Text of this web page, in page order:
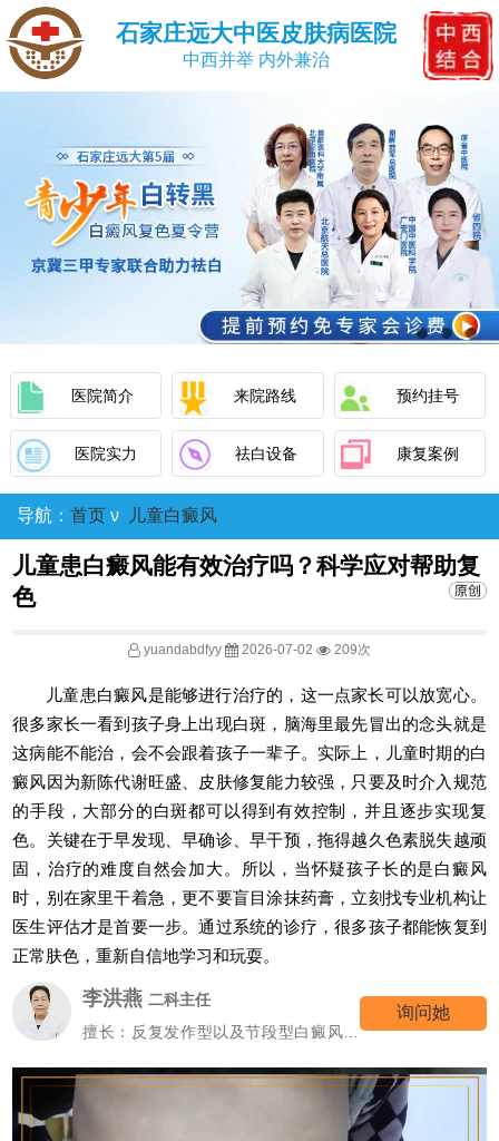
石家庄远大中医皮肤病医院
中西并举 内外兼治
医院简介 来院路线 预约挂号
医院实力 祛白设备 康复案例
导航： 首页 ν 儿童白癜风
儿童患白癜风能有效治疗吗？科学应对帮助复
色
yuandabdfyy 2026-07-02 209次
儿童患白癜风是能够进行治疗的，这一点家长可以放宽心。
很多家长一看到孩子身上出现白斑，脑海里最先冒出的念头就是
这病能不能治，会不会跟着孩子一辈子。实际上，儿童时期的白
癜风因为新陈代谢旺盛、皮肤修复能力较强，只要及时介入规范
的手段，大部分的白斑都可以得到有效控制，并且逐步实现复
色。关键在于早发现、早确诊、早干预，拖得越久色素脱失越顽
固，治疗的难度自然会加大。所以，当怀疑孩子长的是白癜风
时，别在家里干着急，更不要盲目涂抹药膏，立刻找专业机构让
医生评估才是首要一步。通过系统的诊疗，很多孩子都能恢复到
正常肤色，重新自信地学习和玩耍。
李洪燕 二科主任
擅长：反复发作型以及节段型白癜风诊
询问她